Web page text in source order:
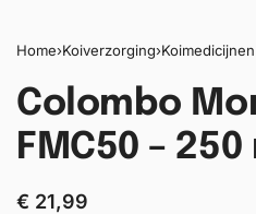
Home›Koiverzorging›Koimedicijnen
Colombo
FMC50 – 250
€ 21,99